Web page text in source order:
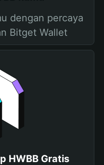
dengan percaya
Bitget Wallet
HWBB Gratis